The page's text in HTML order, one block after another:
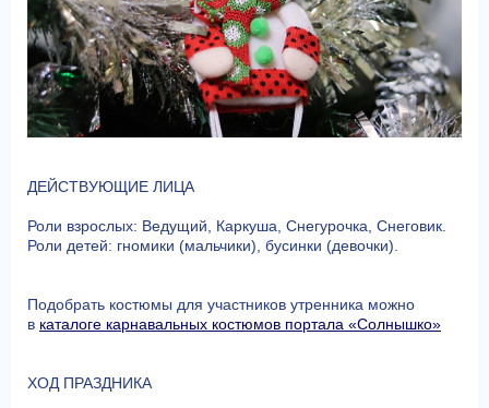
ДЕЙСТВУЮЩИЕ ЛИЦА
Роли взрослых: Ведущий, Каркуша, Снегурочка, Снеговик.
Роли детей: гномики (мальчики), бусинки (девочки).
Подобрать костюмы для участников утренника можно
в каталоге карнавальных костюмов портала «Солнышко»
ХОД ПРАЗДНИКА